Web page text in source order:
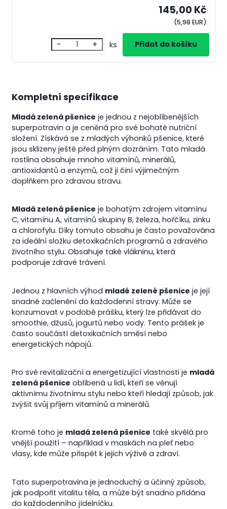
145,00 Kč
(5,98 EUR)
- + ks
Kompletní specifikace
Mladá zelená pšenice je jednou z nejoblíbenějších
superpotravin a je ceněná pro své bohaté nutriční
složení. Získává se z mladých výhonků pšenice, které
jsou sklizeny ještě před plným dozráním. Tato mladá
rostlina obsahuje mnoho vitamínů, minerálů,
antioxidantů a enzymů, což ji činí výjimečným
doplňkem pro zdravou stravu.
Mladá zelená pšenice je bohatým zdrojem vitamínu
C, vitamínu A, vitamínů skupiny B, železa, hořčíku, zinku
a chlorofylu. Díky tomuto obsahu je často považována
za ideální složku detoxikačních programů a zdravého
životního stylu. Obsahuje také vlákninu, která
podporuje zdravé trávení.
Jednou z hlavních výhod mladé zelené pšenice je její
snadné začlenění do každodenní stravy. Může se
konzumovat v podobě prášku, který lze přidávat do
smoothie, džusů, jogurtů nebo vody. Tento prášek je
často součástí detoxikačních směsí nebo
energetických nápojů.
Pro své revitalizační a energetizující vlastnosti je mladá
zelená pšenice oblíbená u lidí, kteří se věnují
aktivnímu životnímu stylu nebo kteří hledají způsob, jak
zvýšit svůj příjem vitamínů a minerálů.
Kromě toho je mladá zelená pšenice také skvělá pro
vnější použití – například v maskách na pleť nebo
vlasy, kde může přispět k jejich výživě a zdraví.
Tato superpotravina je jednoduchý a účinný způsob,
jak podpořit vitalitu těla, a může být snadno přidána
do každodenního jídelníčku.